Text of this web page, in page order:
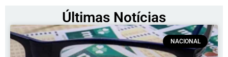
Últimas Notícias
NACIONAL